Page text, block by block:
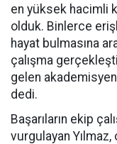
en yüksek hacimli
olduk. Binlerce
hayat bulmasına
çalışma
gelen
dedi.
Başarıların ekip
vurgulayan Yılmaz,